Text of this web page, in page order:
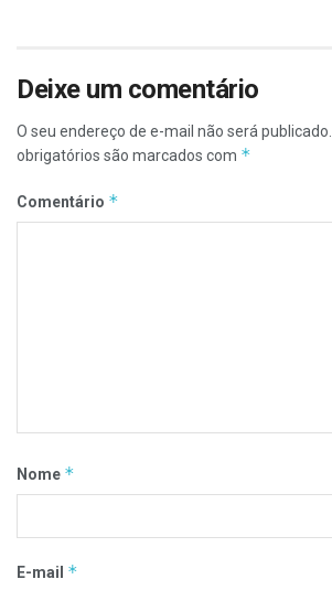
Deixe um comentário
O seu endereço de e-mail não será publicado.
obrigatórios são marcados com *
Comentário *
Nome *
E-mail *